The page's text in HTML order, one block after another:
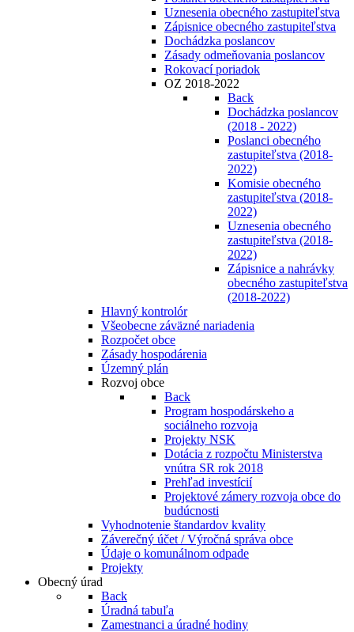
Uznesenia obecného zastupiteľstva
Zápisnice obecného zastupiteľstva
Dochádzka poslancov
Zásady odmeňovania poslancov
Rokovací poriadok
OZ 2018-2022
Back
Dochádzka poslancov
(2018 - 2022)
Poslanci obecného
zastupiteľstva (2018-
2022)
Komisie obecného
zastupiteľstva (2018-
2022)
Uznesenia obecného
zastupiteľstva (2018-
2022)
Zápisnice a nahrávky
obecného zastupiteľstva
(2018-2022)
Hlavný kontrolór
Všeobecne záväzné nariadenia
Rozpočet obce
Zásady hospodárenia
Územný plán
Rozvoj obce
Back
Program hospodárskeho a
sociálneho rozvoja
Projekty NSK
Dotácia z rozpočtu Ministerstva
vnútra SR rok 2018
Prehľad investícií
Projektové zámery rozvoja obce do
budúcnosti
Vyhodnotenie štandardov kvality
Záverečný účet / Výročná správa obce
Údaje o komunálnom odpade
Projekty
Obecný úrad
Back
Úradná tabuľa
Zamestnanci a úradné hodiny